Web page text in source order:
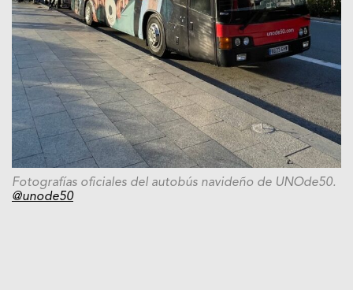
Fotografías oficiales del autobús navideño de UNOde50.
@unode50